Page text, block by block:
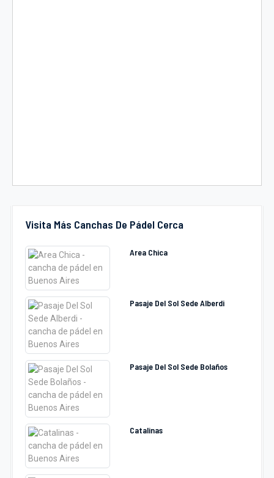
Visita Más Canchas De Pádel Cerca
Area Chica
Pasaje Del Sol Sede Alberdi
Pasaje Del Sol Sede Bolaños
Catalinas